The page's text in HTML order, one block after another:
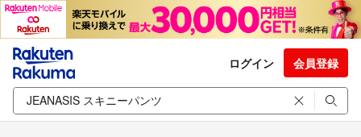
ログイン 会員登録